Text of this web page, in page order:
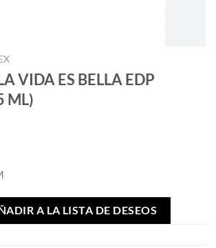
VIDA ES BELLA EDP
ML)
A LA LISTA DE DESEOS